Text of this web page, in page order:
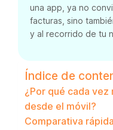
una app, ya no
facturas, sino
y al recorrido de tu
Índice de
¿Por qué cada vez
desde el móvil?
Comparativa